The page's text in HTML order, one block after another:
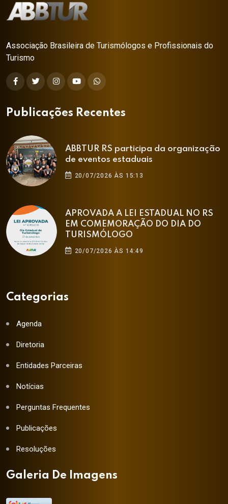
Associação Brasileira de Turismólogos e Profissionais do
Turismo
Publicações Recentes
ABBTUR RS participa da organização
de eventos estaduais
20/07/2026 ÀS 15:13
APROVADA A LEI ESTADUAL NO RS
EM COMEMORAÇÃO DO DIA DO
TURISMÓLOGO
20/07/2026 ÀS 14:49
Categorias
Agenda
Diretoria
Entidades Parceiras
Notícias
Perguntas Frequentes
Publicações
Resoluções
Galeria De Imagens